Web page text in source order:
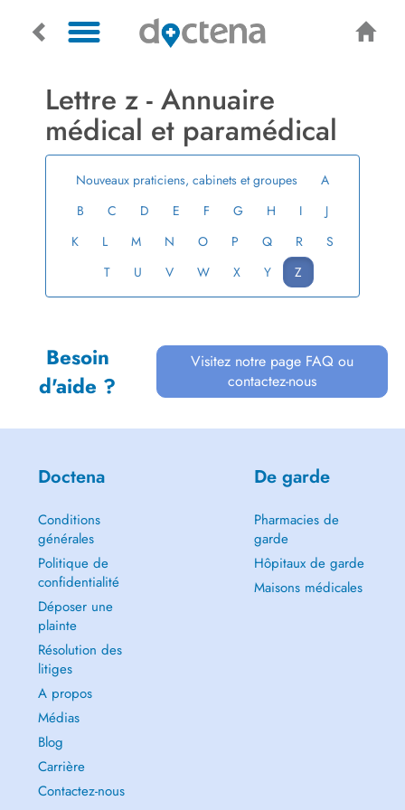
Lettre z ­- Annuaire
médical et paramédical
Nouveaux praticiens, cabinets et groupes
A
B
C D E F G H I
J
K
L M N O P Q R
S
T
U V W X Y Z
Besoin
d'aide ?
Visitez notre page FAQ ou
contactez-nous
Doctena
Conditions
générales
Politique de
confidentialité
Déposer une
plainte
Résolution des
litiges
A propos
Médias
Blog
Carrière
Contactez-nous
De garde
Pharmacies de
garde
Hôpitaux de garde
Maisons médicales